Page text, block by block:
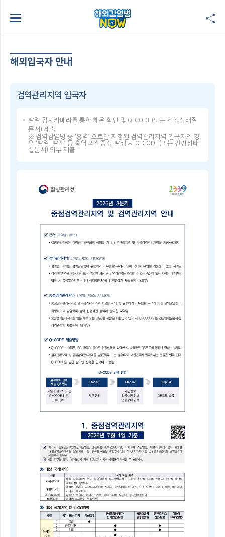
해외입국자 안내
검역관리지역 입국자
발열 감시카메라를 통한 체온 확인 및 Q-CODE(또는 건강상태질
문서) 제출
※ 검역감염병 중 ‘홍역’ 으로만 지정된 검역관리지역 입국자의 경
우 ‘발열, 발진’ 등 홍역 의심증상 발생 시 Q-CODE(또는 건강상태
질문서) 의무 제출